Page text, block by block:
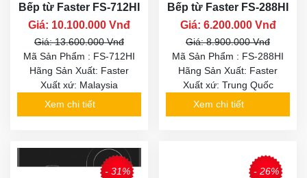
Bếp từ Faster FS-712HI
Giá: 10.100.000 Vnđ
Giá: 13.600.000 Vnđ
Mã Sản Phẩm : FS-712HI
Hãng Sản Xuất: Faster
Xuất xứ: Malaysia
Xem chi tiết
Bếp từ Faster FS-288HI
Giá: 6.200.000 Vnđ
Giá: 8.900.000 Vnđ
Mã Sản Phẩm : FS-288HI
Hãng Sản Xuất: Faster
Xuất xứ: Trung Quốc
Xem chi tiết
- 31% - 26%